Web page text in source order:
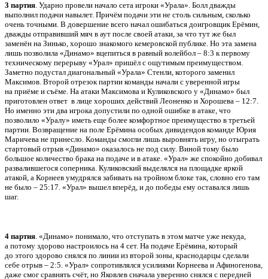
3 партия. Ударно провели начало сета игроки «Урала». Болл дважды
выполнил подачи навылет. Причём подачи эти не столь сильным, сколько
очень точными. В довершение всего начал ошибаться доигровщик Ерёмин,
дважды отправивший мяч в аут после своей атаки, за что тут же был
заменён на Зинько, хорошо знакомого кемеровской публике. Но эта замена
лишь позволила «Динамо» вцепиться в равный волейбол – 8:3 к первому
техническому перерыву «Урал» пришёл с ощутимым преимуществом.
Заметно подустал диагональный «Урала» Стенли, которого заменил
Максимов. Второй отрезок партии команды начали с уверенной игры
на приёме и съёме. На атаки Максимова и Куликовского у «Динамо» был
приготовлен ответ в лице хороших действий Леоненко и Хорошева – 12:7.
Но именно эти два игрока допустили по одной ошибке в атаке, что
позволило «Уралу» иметь еще более комфортное преимущество в третьей
партии. Возвращение на поле Ерёмина особых дивидендов команде Юрия
Маричева не принесло. Команды смогли лишь выровнять игру, но отыграть
стартовый отрыв «Динамо» оказалось не под силу. Виной тому было
большое количество брака на подаче и в атаке. «Урал» же спокойно добивал
развалившегося соперника. Куликовский выделялся на площадке яркой
атакой, а Корнеев умудрялся забивать на тройном блоке так, словно его там
не было – 25:17. «Урал» вышел вперёд, и до победы ему оставался лишь
шаг.
4 партия. «Динамо» понимало, что отступать в этом матче уже некуда,
а потому здорово настроилось на 4 сет. На подаче Ерёмина, который
до этого здорово снялся по линии из второй зоны, краснодарцы сделали
себе отрыв – 2:5. «Урал» сопротивлялся усилиями Корнеева и Афиногенова,
даже смог сравнять счёт, но Яковлев сначала уверенно снялся с передней